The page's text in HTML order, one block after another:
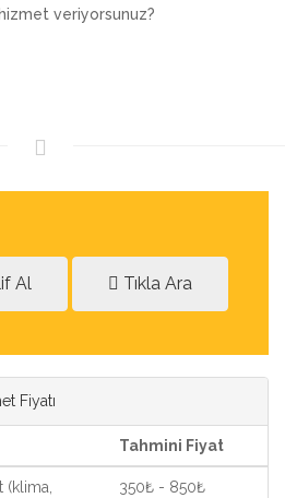
veriyorsunuz?
Al Tıkla Ara
Fiyatı
Tahmini Fiyat
350₺ - 850₺